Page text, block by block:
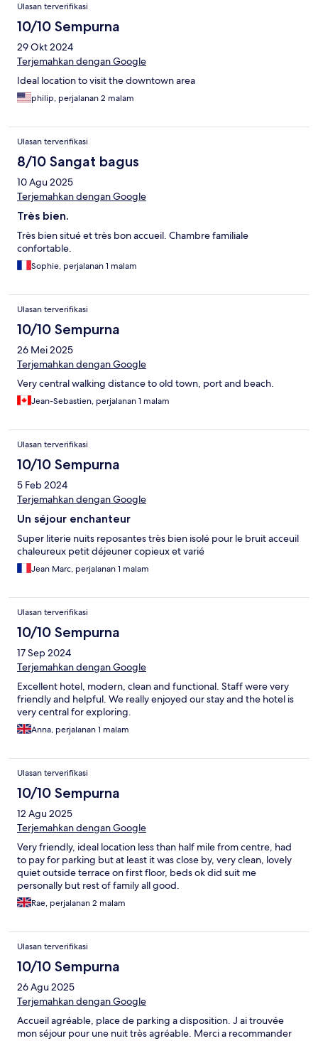
Ulasan terverifikasi
10/10 Sempurna
29 Okt 2024
Terjemahkan dengan Google
Ideal location to visit the downtown area
philip, perjalanan 2 malam
Ulasan terverifikasi
8/10 Sangat bagus
10 Agu 2025
Terjemahkan dengan Google
Très bien.
Très bien situé et très bon accueil. Chambre familiale
confortable.
Sophie, perjalanan 1 malam
Ulasan terverifikasi
10/10 Sempurna
26 Mei 2025
Terjemahkan dengan Google
Very central walking distance to old town, port and beach.
Jean-Sebastien, perjalanan 1 malam
Ulasan terverifikasi
10/10 Sempurna
5 Feb 2024
Terjemahkan dengan Google
Un séjour enchanteur
Super literie nuits reposantes très bien isolé pour le bruit acceuil
chaleureux petit déjeuner copieux et varié
Jean Marc, perjalanan 1 malam
Ulasan terverifikasi
10/10 Sempurna
17 Sep 2024
Terjemahkan dengan Google
Excellent hotel, modern, clean and functional. Staff were very
friendly and helpful. We really enjoyed our stay and the hotel is
very central for exploring.
Anna, perjalanan 1 malam
Ulasan terverifikasi
10/10 Sempurna
12 Agu 2025
Terjemahkan dengan Google
Very friendly, ideal location less than half mile from centre, had
to pay for parking but at least it was close by, very clean, lovely
quiet outside terrace on first floor, beds ok did suit me
personally but rest of family all good.
Rae, perjalanan 2 malam
Ulasan terverifikasi
10/10 Sempurna
26 Agu 2025
Terjemahkan dengan Google
Accueil agréable, place de parking a disposition. J ai trouvée
mon séjour pour une nuit très agréable. Merci a recommander